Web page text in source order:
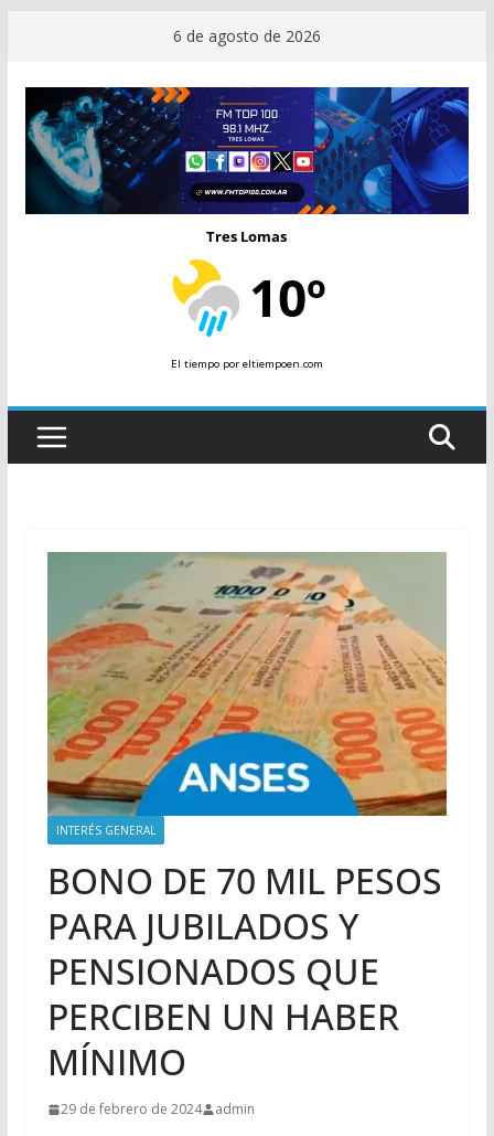
contenido
6 de agosto de 2026
Tres Lomas
10º
El tiempopor eltiempoen.com
INTERÉS GENERAL
BONO DE 70 MIL PESOS
PARA JUBILADOS Y
PENSIONADOS QUE
PERCIBEN UN HABER
MÍNIMO
29 de febrero de 2024 admin